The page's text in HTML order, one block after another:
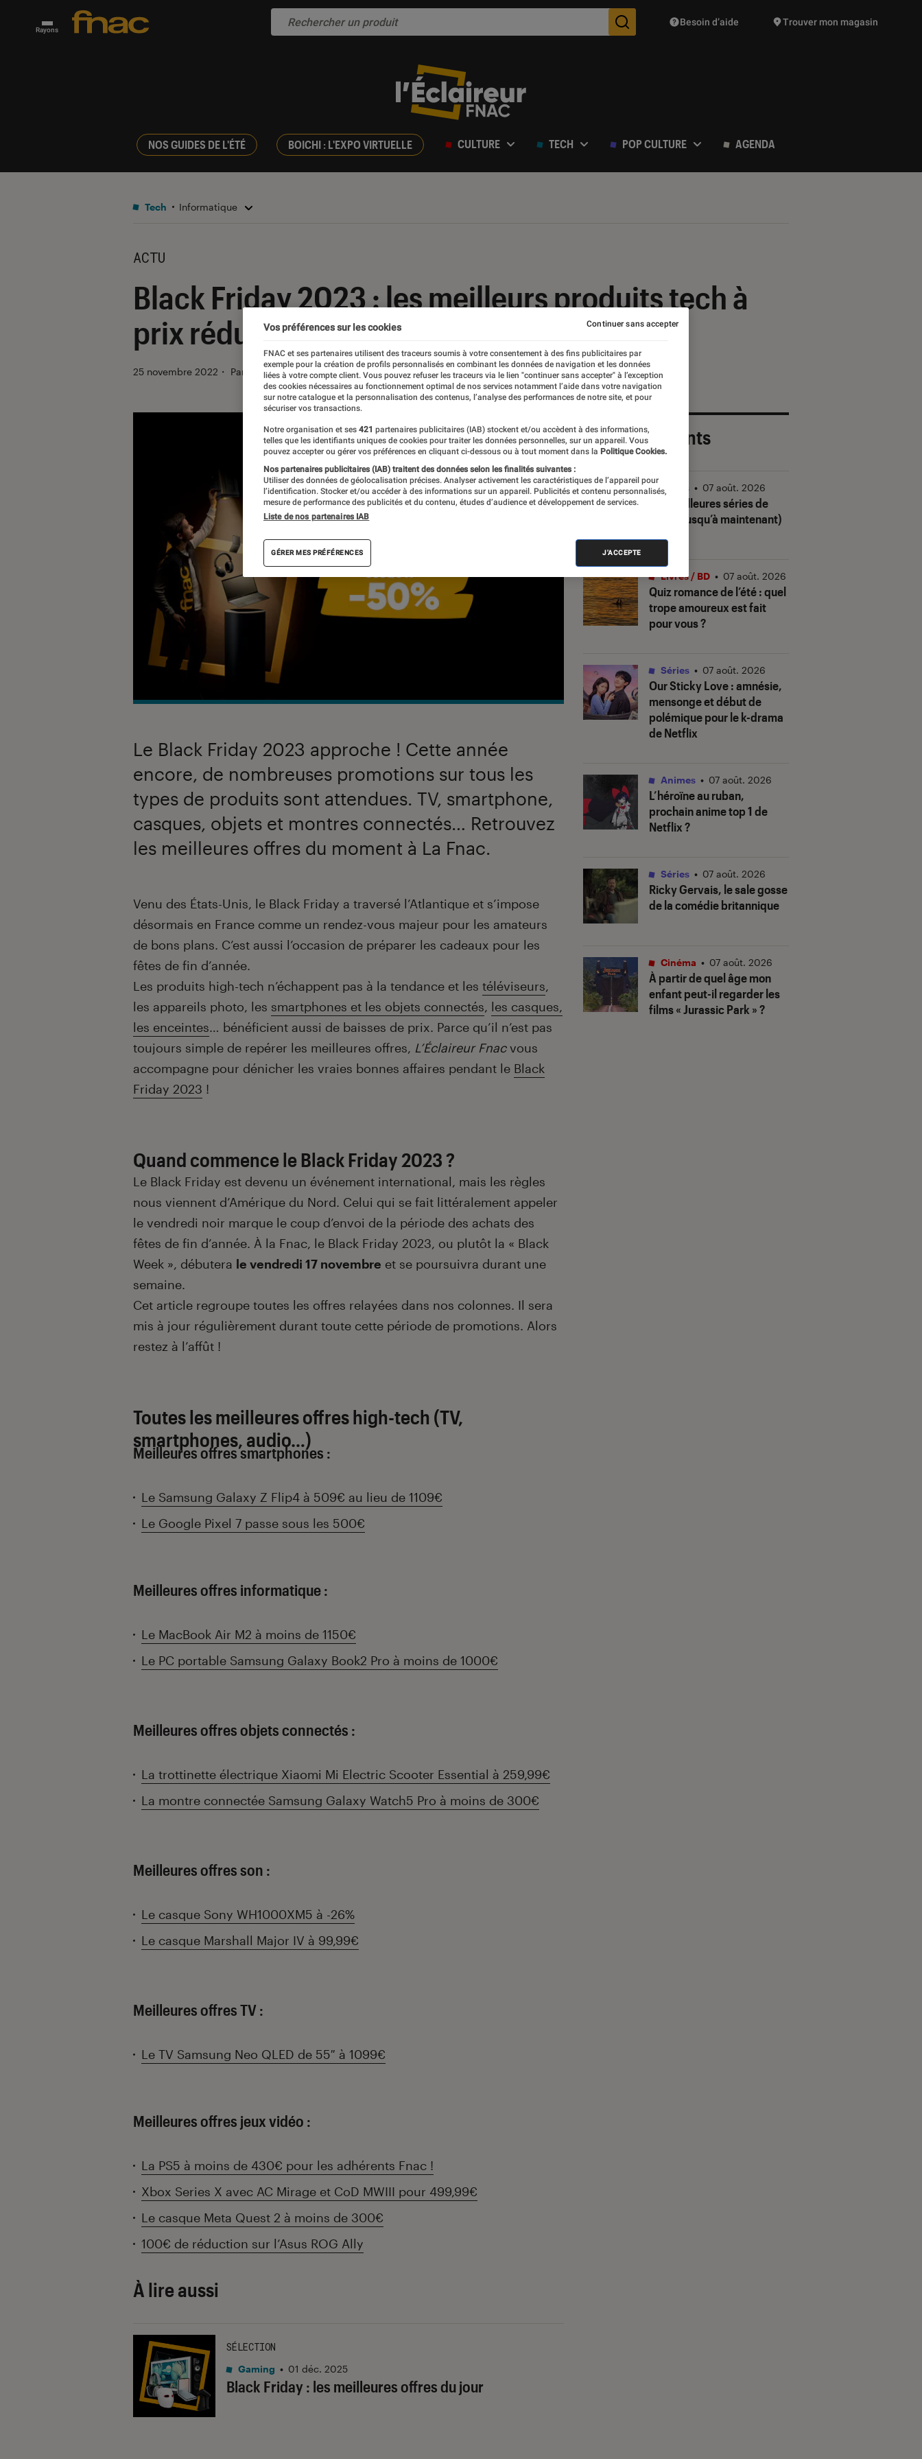
Rayons Des suggestions de produits vont vous être proposées
Besoin d’aide Trouver mon magasin
NOS GUIDES DE L'ÉTÉ BOICHI : L'EXPO VIRTUELLE CULTURE TECH POP CULTURE AGENDA
Tech Informatique
ACTU
Black Friday 2023 : les meilleurs produits tech à
prix réduits
25 novembre 2022 ・ Par La rédaction
Le Black Friday 2023 approche ! Cette année
encore, de nombreuses promotions sur tous les
types de produits sont attendues. TV, smartphone,
casques, objets et montres connectés… Retrouvez
les meilleures offres du moment à La Fnac.
Introduction
Venu des États-Unis, le Black Friday a traversé l’Atlantique et s’impose
désormais en France comme un rendez-vous majeur pour les amateurs
de bons plans. C’est aussi l’occasion de préparer les cadeaux pour les
fêtes de fin d’année.
Les produits high-tech n’échappent pas à la tendance et les téléviseurs,
les appareils photo, les smartphones et les objets connectés, les casques,
les enceintes… bénéficient aussi de baisses de prix. Parce qu’il n’est pas
toujours simple de repérer les meilleures offres, L’Éclaireur Fnacvous
accompagne pour dénicher les vraies bonnes affaires pendant le Black
Friday 2023 !
Quand commence le Black Friday 2023 ?
Le Black Friday est devenu un événement international, mais les règles
nous viennent d’Amérique du Nord. Celui qui se fait littéralement appeler
le vendredi noir marque le coup d’envoi de la période des achats des
fêtes de fin d’année. À la Fnac, le Black Friday 2023, ou plutôt la « Black
Week », débutera le vendredi 17 novembre et se poursuivra durant une
semaine.
Cet article regroupe toutes les offres relayées dans nos colonnes. Il sera
mis à jour régulièrement durant toute cette période de promotions. Alors
restez à l’affût !
Toutes les meilleures offres high-tech (TV,
smartphones, audio…)
Meilleures offres smartphones :
Le Samsung Galaxy Z Flip4 à 509€ au lieu de 1109€
Le Google Pixel 7 passe sous les 500€
Meilleures offres informatique :
Le MacBook Air M2 à moins de 1150€
Le PC portable Samsung Galaxy Book2 Pro à moins de 1000€
Meilleures offres objets connectés :
La trottinette électrique Xiaomi Mi Electric Scooter Essential à 259,99€
La montre connectée Samsung Galaxy Watch5 Pro à moins de 300€
Meilleures offres son :
Le casque Sony WH1000XM5 à -26%
Le casque Marshall Major IV à 99,99€
Meilleures offres TV :
Le TV Samsung Neo QLED de 55″ à 1099€
Meilleures offres jeux vidéo :
La PS5 à moins de 430€ pour les adhérents Fnac !
Xbox Series X avec AC Mirage et CoD MWIII pour 499,99€
Le casque Meta Quest 2 à moins de 300€
100€ de réduction sur l’Asus ROG Ally
À lire aussi
Black Friday : les meilleures offres du jour
SÉLECTION
Gaming • 01 déc. 2025
Les plus récents
Les meilleures séries de
2026 (jusqu’à maintenant)
Séries • 07 août. 2026
Quiz romance de l’été : quel
trope amoureux est fait
pour vous ?
Livres / BD • 07 août. 2026
Our Sticky Love: amnésie,
mensonge et début de
polémique pour le k-drama
de Netflix
Séries • 07 août. 2026
L’héroïne au ruban,
prochain anime top 1 de
Netflix ?
Animes • 07 août. 2026
Ricky Gervais, le sale gosse
de la comédie britannique
Séries • 07 août. 2026
À partir de quel âge mon
enfant peut-il regarder les
films « Jurassic Park » ?
Cinéma • 07 août. 2026
Vos préférences sur les cookies
FNAC et ses partenaires utilisent des traceurs soumis à votre consentement à des fins publicitaires par
exemple pour la création de profils personnalisés en combinant les données de navigation et les données
liées à votre compte client. Vous pouvez refuser les traceurs via le lien "continuer sans accepter" à l’exception
des cookies nécessaires au fonctionnement optimal de nos services notamment l’aide dans votre navigation
sur notre catalogue et la personnalisation des contenus, l’analyse des performances de notre site, et pour
sécuriser vos transactions.
Notre organisation et ses 421 partenaires publicitaires (IAB) stockent et/ou accèdent à des informations,
telles que les identifiants uniques de cookies pour traiter les données personnelles, sur un appareil. Vous
pouvez accepter ou gérer vos préférences en cliquant ci-dessous ou à tout moment dans la Politique Cookies.
Nos partenaires publicitaires (IAB) traitent des données selon les finalités suivantes :
Utiliser des données de géolocalisation précises. Analyser activement les caractéristiques de l’appareil pour
l’identification. Stocker et/ou accéder à des informations sur un appareil. Publicités et contenu personnalisés,
mesure de performance des publicités et du contenu, études d’audience et développement de services.
Liste de nos partenaires IAB
GÉRER MES PRÉFÉRENCES J'ACCEPTE
Continuer sans accepter